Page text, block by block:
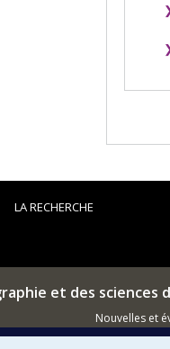
LA RECHERCHE
et des sciences
Nouvelles et